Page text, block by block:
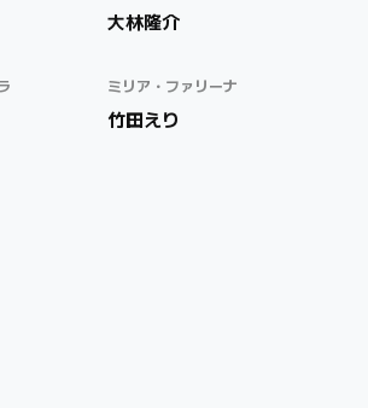
大林隆介
ミリア・ファリーナ
竹田えり